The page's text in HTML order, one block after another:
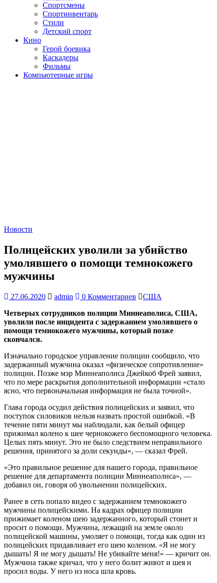
Спортсмены
Спортинвентарь
Стили
Детский спорт
Кино
Герой боевика
Каскадеры
Фильмы
Компьютерные игры
Новости
Полицейских уволили за убийство
умолявшего о помощи темнокожего
мужчины
27.06.2020 admin 0 Комментариев
США
Четверых сотрудников полиции Миннеаполиса, США,
уволили после инцидента с задержанием умолявшего о
помощи темнокожего мужчины, который позже
скончался.
Изначально городское управление полиции сообщило, что
задержанный мужчина оказал «физическое сопротивление»
полиции. Позже мэр Миннеаполиса Джейкоб Фрей заявил,
что по мере раскрытия дополнительной информации «стало
ясно, что первоначальная информация не была точной».
Глава города осудил действия полицейских и заявил, что
поступок силовиков нельзя назвать простой ошибкой. «В
течение пяти минут мы наблюдали, как белый офицер
прижимал колено к шее чернокожего беспомощного человека.
Целых пять минут. Это не было следствием неправильного
решения, принятого за доли секунды», — сказал Фрей.
«Это правильное решение для нашего города, правильное
решение для департамента полиции Миннеаполиса», —
добавил он, говоря об увольнении полицейских.
Ранее в сеть попало видео с задержанием темнокожего
мужчины полицейскими. На кадрах офицер полиции
прижимает коленом шею задержанного, который стонет и
просит о помощи. Мужчина, лежащий на земле около
полицейской машины, умоляет о помощи, тогда как один из
полицейских придавливает его шею коленом. «Я не могу
дышать! Я не могу дышать! Не убивайте меня!» — кричит он.
Мужчина также кричал, что у него болит живот и шея и
просил воды. У него из носа шла кровь.